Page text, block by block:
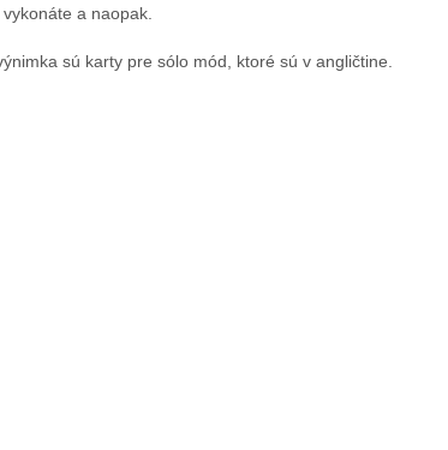
a naopak.
sú karty pre sólo mód, ktoré sú v angličtine.